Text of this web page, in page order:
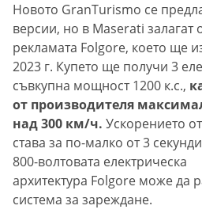
Новото GranTurismo се
версии, но в Maserati залагат
рекламата Folgore, което ще
2023 г. Купето ще получи 3
съвкупна мощност 1200 к.с.,
от производителя
над 300 км/ч. Ускорението
става за по-малко от 3
800-волтовата електрическа
архитектура Folgore може да
система за зареждане.